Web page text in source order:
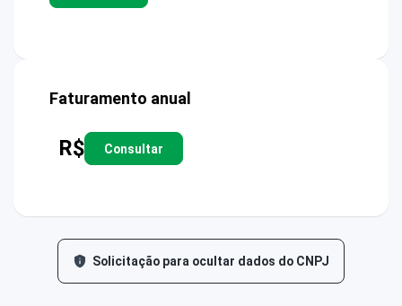
Faturamento anual
R$ Consultar
Solicitação para ocultar dados do CNPJ